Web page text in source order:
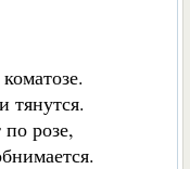
тянутся.
розе,